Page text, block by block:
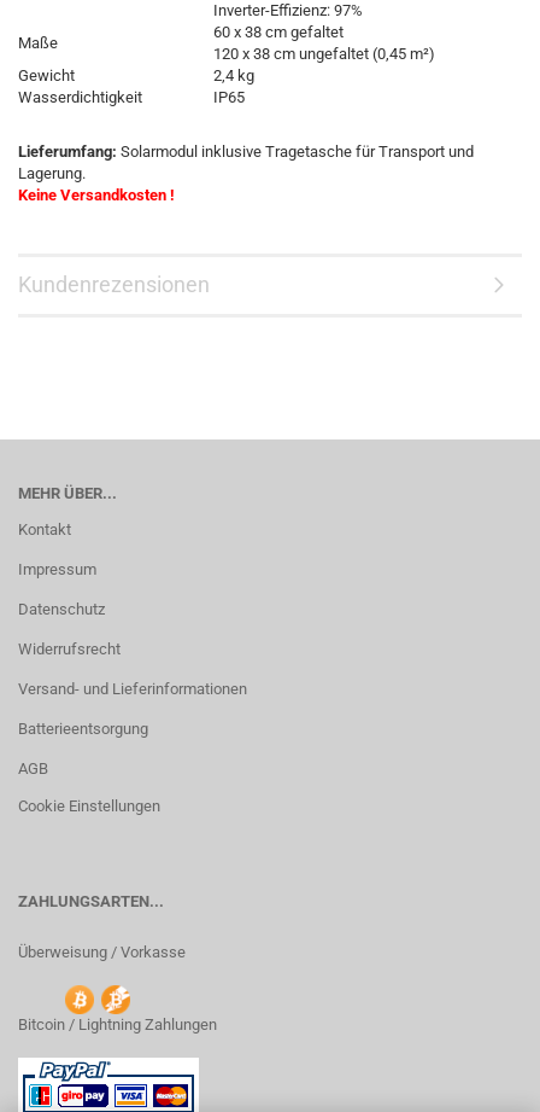
Inverter-Effizienz: 97%
Maße
60 x 38 cm gefaltet
120 x 38 cm ungefaltet (0,45 m²)
Gewicht
2,4 kg
Wasserdichtigkeit
IP65
Lieferumfang: Solarmodul inklusive Tragetasche für Transport und
Lagerung.
Keine Versandkosten !
Kundenrezensionen
MEHR ÜBER...
Kontakt
Impressum
Datenschutz
Widerrufsrecht
Versand- und Lieferinformationen
Batterieentsorgung
AGB
Cookie Einstellungen
ZAHLUNGSARTEN...
Überweisung / Vorkasse
Bitcoin / Lightning Zahlungen